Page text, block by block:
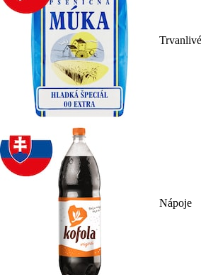
Nápoje